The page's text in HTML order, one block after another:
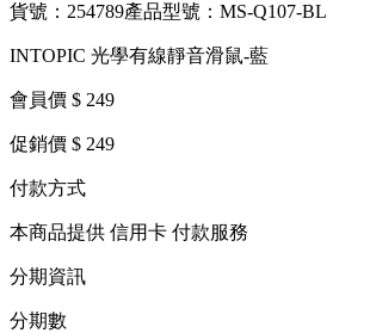
貨號：254789產品型號：MS-Q107-BL
INTOPIC 光學有線靜音滑鼠-藍
會員價 $ 249
促銷價 $ 249
付款方式
本商品提供 信用卡 付款服務
分期資訊
分期數